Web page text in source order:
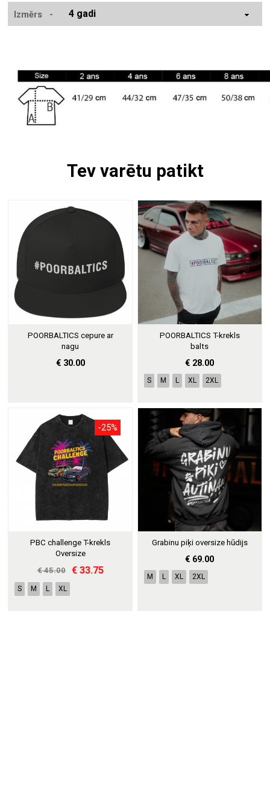
Izmērs -
Tev varētu patikt
POORBALTICS cepure ar
nagu
€ 30.00
POORBALTICS T-krekls
balts
€ 28.00
S M L XL 2XL
PBC challenge T-krekls
Oversize
€ 45.00
€ 33.75
-25%
S M L XL
Grabinu piķi oversize hūdijs
€ 69.00
M L XL 2XL